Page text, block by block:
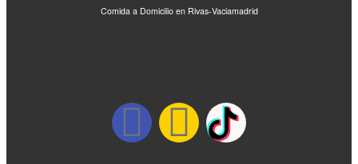
Comida a Domicilio en Rivas-Vaciamadrid